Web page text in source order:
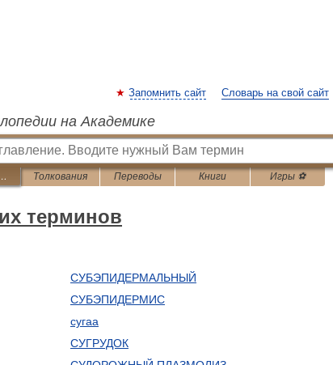
Запомнить сайт Словарь на свой сайт
на Академике
терминов Толкования Переводы Книги Игры ⚽
терминов
СУБЭПИДЕРМАЛЬНЫЙ
СУБЭПИДЕРМИС
сугаа
СУГРУДОК